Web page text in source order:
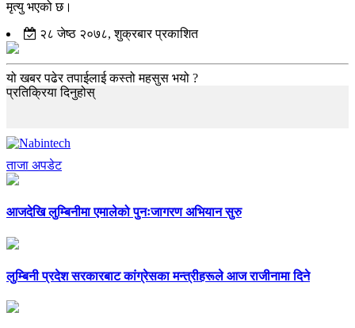
मृत्यु भएको छ।
२८ जेष्ठ २०७८, शुक्रबार प्रकाशित
यो खबर पढेर तपाईलाई कस्तो महसुस भयो ?
प्रतिक्रिया दिनुहोस्
ताजा अपडेट
आजदेखि लुम्बिनीमा एमालेको पुनःजागरण अभियान सुरु
लुम्बिनी प्रदेश सरकारबाट कांग्रेसका मन्त्रीहरूले आज राजीनामा दिने